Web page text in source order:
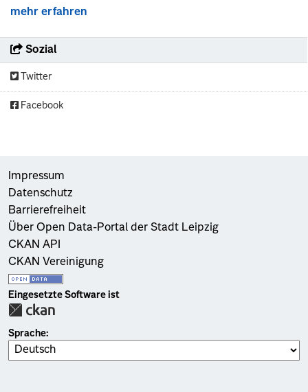
mehr erfahren
Sozial
Twitter
Facebook
Impressum
Datenschutz
Barrierefreiheit
Über Open Data-Portal der Stadt Leipzig
CKAN API
CKAN Vereinigung
Eingesetzte Software ist
Sprache